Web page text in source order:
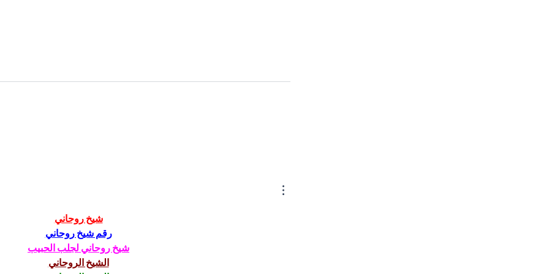
dalam Event Business
شيخ روحاني
رقم شيخ روحاني
شيخ روحاني لجلب الحبيب
الشيخ الروحاني